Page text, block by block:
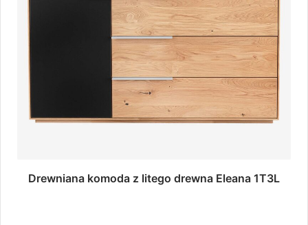
Drewniana komoda z litego drewna Eleana 1T3L